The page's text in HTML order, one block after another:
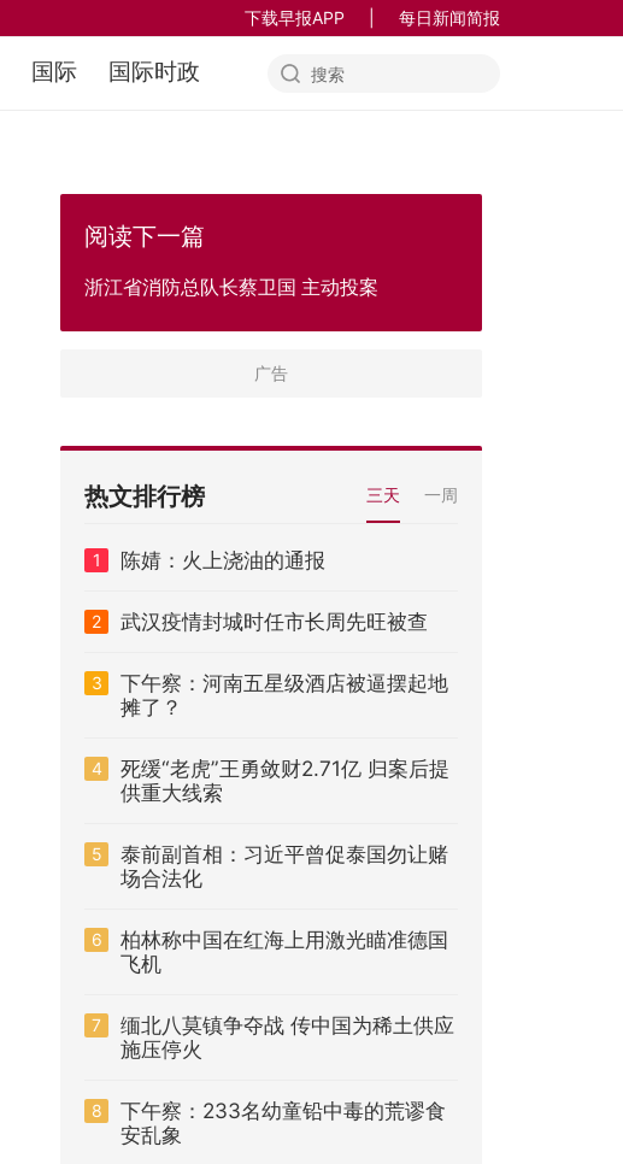
下载早报APP 每日新闻简报
国际 国际时政
阅读下一篇
浙江省消防总队长蔡卫国 主动投案
热文排行榜 三天 一周
1 陈婧：火上浇油的通报
2 武汉疫情封城时任市长周先旺被查
3
下午察：河南五星级酒店被逼摆起地
摊了？
4
死缓“老虎”王勇敛财2.71亿 归案后提
供重大线索
5
泰前副首相：习近平曾促泰国勿让赌
场合法化
6
柏林称中国在红海上用激光瞄准德国
飞机
7
缅北八莫镇争夺战 传中国为稀土供应
施压停火
8
下午察：233名幼童铅中毒的荒谬食
安乱象